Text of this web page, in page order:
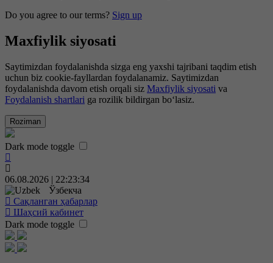
Do you agree to our terms? Sign up
Maxfiylik siyosati
Saytimizdan foydalanishda sizga eng yaxshi tajribani taqdim etish
uchun biz cookie-fayllardan foydalanamiz. Saytimizdan
foydalanishda davom etish orqali siz Maxfiylik siyosati va
Foydalanish shartlari ga rozilik bildirgan bo‘lasiz.
Roziman
Dark mode toggle
06.08.2026 | 22:23:35
Ўзбекча
Сақланган ҳабарлар
Шаҳсий кабинет
Dark mode toggle